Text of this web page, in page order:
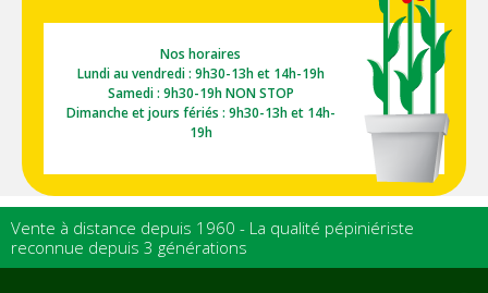
Nos horaires
Lundi au vendredi : 9h30-13h et 14h-19h
Samedi : 9h30-19h NON STOP
Dimanche et jours fériés : 9h30-13h et 14h-
19h
Vente à distance depuis 1960 - La qualité pépiniériste
reconnue depuis 3 générations